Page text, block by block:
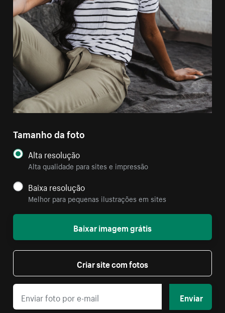
Tamanho da foto
Alta resolução
Alta qualidade para sites e impressão
Baixa resolução
Melhor para pequenas ilustrações em sites
Baixar imagem grátis
Criar site com fotos
Enviar